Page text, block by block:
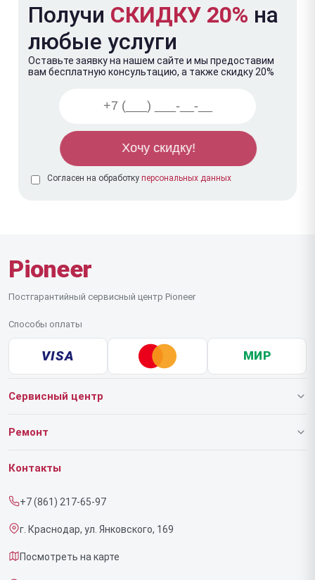
Получи СКИДКУ 20% на
любые услуги
Оставьте заявку на нашем сайте и мы предоставим
вам бесплатную консультацию, а также скидку 20%
Согласен на обработку персональных данных
Pioneer
Постгарантийный сервисный центр Pioneer
Способы оплаты
VISA МИР
Сервисный центр
О нашем сервисе
Срочный ремонт
Доставка и способы оплаты
Диагностика
Ремонт
Роботов-пылесосов
Контакты
+7 (861) 217-65-97
г. Краснодар, ул. Янковского, 169
Посмотреть на карте